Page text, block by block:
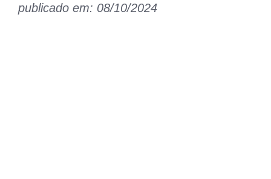
publicado em: 08/10/2024